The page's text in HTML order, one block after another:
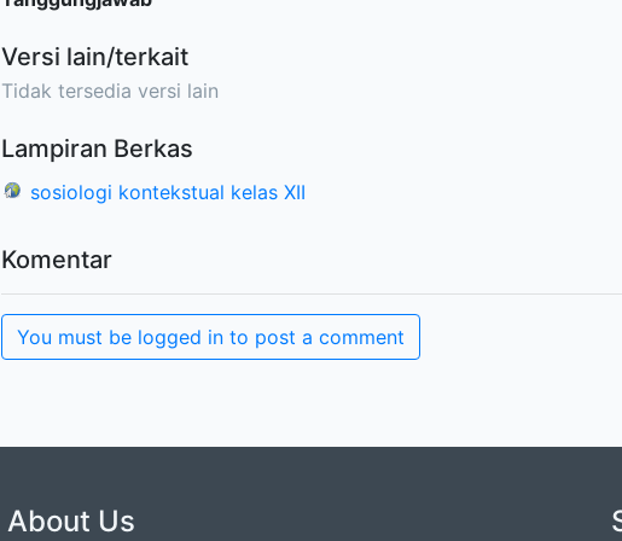
Versi lain/terkait
Tidak tersedia versi lain
Lampiran Berkas
sosiologi kontekstual kelas XII
Komentar
You must be logged in to post a comment
About Us